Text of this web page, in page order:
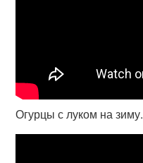
Огурцы с луком на зиму.